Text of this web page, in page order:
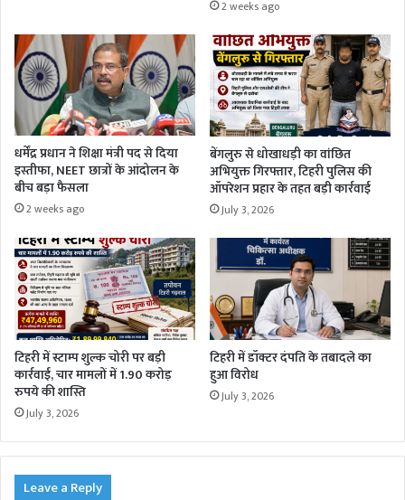
2 weeks ago
धर्मेंद्र प्रधान ने शिक्षा मंत्री पद से दिया
इस्तीफा, NEET छात्रों के आंदोलन के
बीच बड़ा फैसला
2 weeks ago
बेंगलुरु से धोखाधड़ी का वांछित
अभियुक्त गिरफ्तार, टिहरी पुलिस की
ऑपरेशन प्रहार के तहत बड़ी कार्रवाई
July 3, 2026
टिहरी में स्टाम्प शुल्क चोरी पर बड़ी
कार्रवाई, चार मामलों में 1.90 करोड़
रुपये की शास्ति
July 3, 2026
टिहरी में डॉक्टर दंपति के तबादले का
हुआ विरोध
July 3, 2026
Leave a Reply